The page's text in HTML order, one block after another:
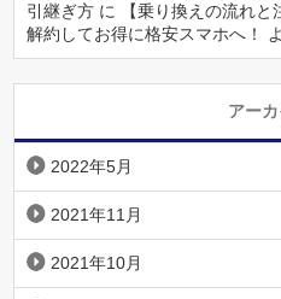
引継ぎ方 に
【乗り換えの流れ
解約してお得に格安スマホへ！
アー
2022年5月
2021年11月
2021年10月